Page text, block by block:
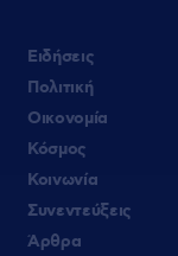
Ειδήσεις
Πολιτική
Οικονομία
Κόσμος
Κοινωνία
Συνεντεύξεις
Άρθρα